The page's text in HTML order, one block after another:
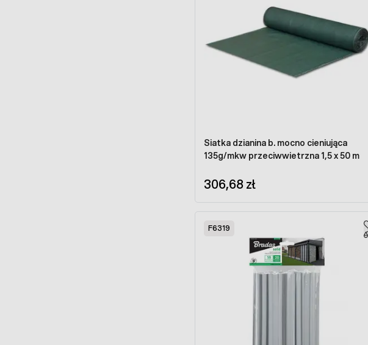
Siatka dzianina b. mocno cieniująca
135g/mkw przeciwwietrzna 1,5 x 50 m
306,68 zł
F6319